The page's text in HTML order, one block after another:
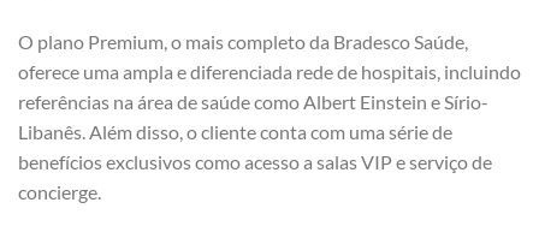
O plano Premium, o mais completo da Bradesco Saúde,
oferece uma ampla e diferenciada rede de hospitais, incluindo
referências na área de saúde como Albert Einstein e Sírio-
Libanês. Além disso, o cliente conta com uma série de
benefícios exclusivos como acesso a salas VIP e serviço de
concierge.